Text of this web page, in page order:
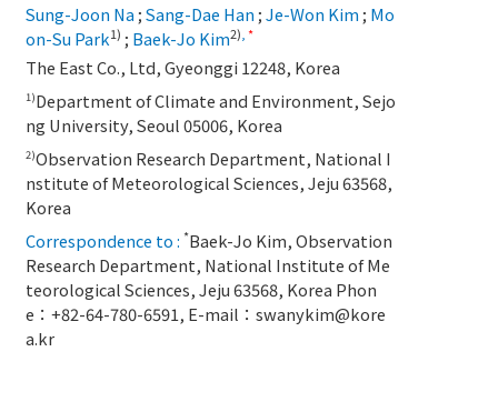
Sung-Joon Na ;Sang-Dae Han ;Je-Won Kim ; Mo
on-Su Park1) ; Baek-Jo Kim2) *
The East Co., Ltd, Gyeonggi 12248, Korea
1)Department of Climate and Environment, Sejo
ng University, Seoul 05006, Korea
2)Observation Research Department, National I
nstitute of Meteorological Sciences, Jeju 63568,
Korea
Correspondence to : *Baek-Jo Kim, Observation
Research Department, National Institute of Me
teorological Sciences, Jeju 63568, Korea Phon
e：+82-64-780-6591, E-mail： swanykim@kore
a.kr